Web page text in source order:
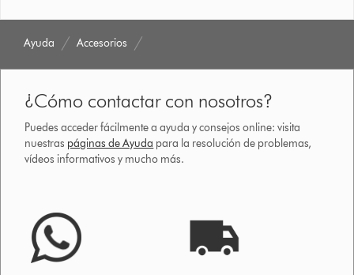
Ayuda Accesorios
¿Cómo contactar con nosotros?
Puedes acceder fácilmente a ayuda y consejos online: visita
nuestras páginas de Ayuda para la resolución de problemas,
vídeos informativos y mucho más.